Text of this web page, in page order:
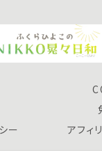
ー
アフィ